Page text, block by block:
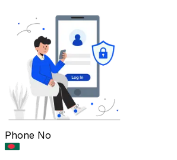
Phone No